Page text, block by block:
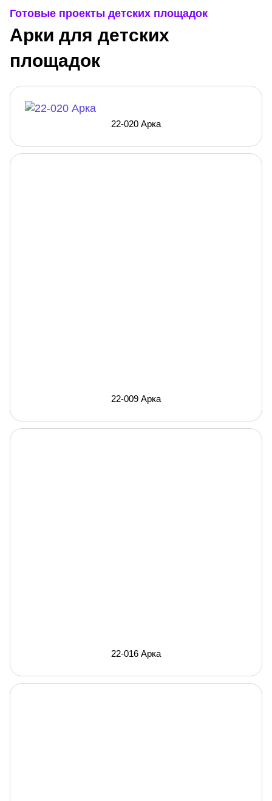
Готовые проекты детских площадок
Арки для детских
площадок
22-020 Арка
22-009 Арка
22-016 Арка